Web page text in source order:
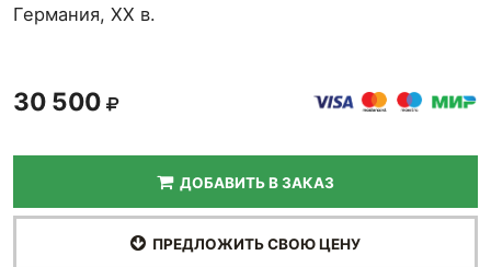
Германия, ХХ в.
30 500
ДОБАВИТЬ В ЗАКАЗ
ПРЕДЛОЖИТЬ СВОЮ ЦЕНУ